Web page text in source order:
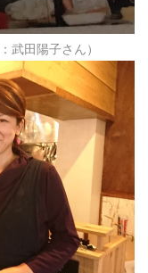
武田陽子さん）